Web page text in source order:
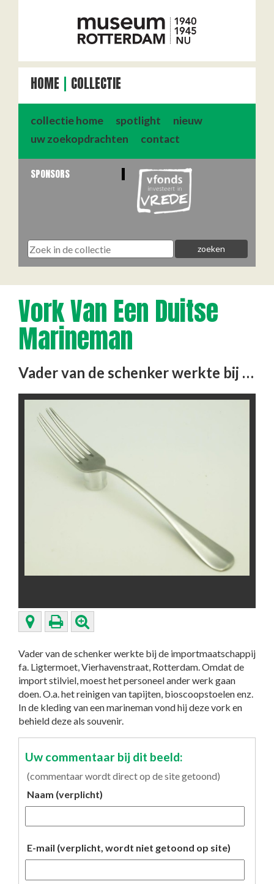
HOME COLLECTIE
collectie home spotlight
nieuw
uw zoekopdrachten
contact
SPONSORS
Vork Van Een Duitse
Marineman
Vader van de schenker werkte bij de importmaatschappij fa. Ligtermoet, Vierhavenstraat, Rotterdam. Omdat de import …
Vader van de schenker werkte bij de importmaatschappij
fa. Ligtermoet, Vierhavenstraat, Rotterdam. Omdat de
import stilviel, moest het personeel ander werk gaan
doen. O.a. het reinigen van tapijten, bioscoopstoelen enz.
In de kleding van een marineman vond hij deze vork en
behield deze als souvenir.
Uw commentaar bij dit beeld:
(commentaar wordt direct op de site getoond)
Naam (verplicht)
E-mail (verplicht, wordt niet getoond op site)